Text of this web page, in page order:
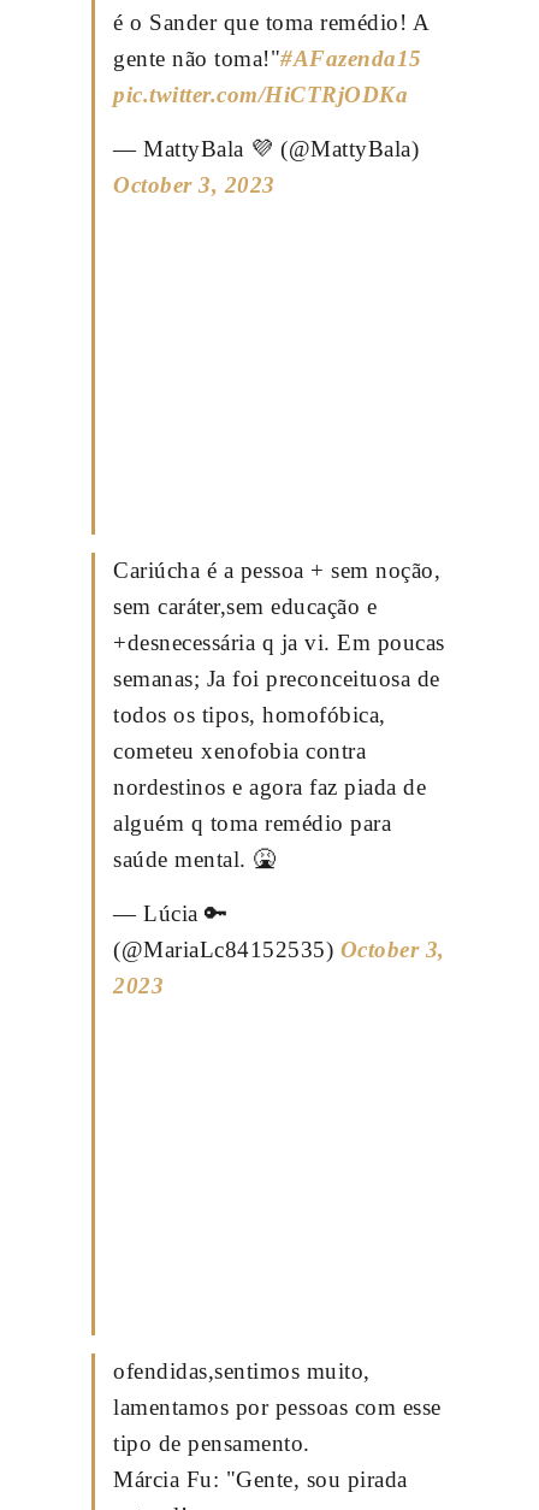
é o Sander que toma remédio! A
gente não toma!"#AFazenda15
pic.twitter.com/HiCTRjODKa
— MattyBala 💜 (@MattyBala)
October 3, 2023
Cariúcha é a pessoa + sem noção,
sem caráter,sem educação e
+desnecessária q ja vi. Em poucas
semanas; Ja foi preconceituosa de
todos os tipos, homofóbica,
cometeu xenofobia contra
nordestinos e agora faz piada de
alguém q toma remédio para
saúde mental. 🤮
— Lúcia 🔑
(@MariaLc84152535) October 3,
2023
ofendidas,sentimos muito,
lamentamos por pessoas com esse
tipo de pensamento.
Márcia Fu: "Gente, sou pirada